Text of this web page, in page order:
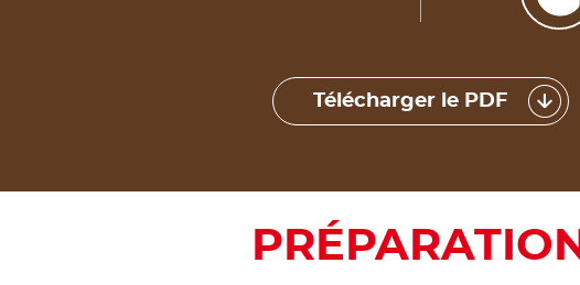
Télécharger le PDF
PRÉPARATION